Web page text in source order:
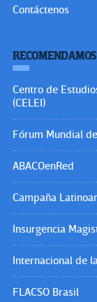
Contáctenos
RECOMENDAMOS
Centro de
(CELEI)
Fórum Mundial
ABACOenRed
Campaña
Insurgencia
Internacional de
FLACSO Brasil